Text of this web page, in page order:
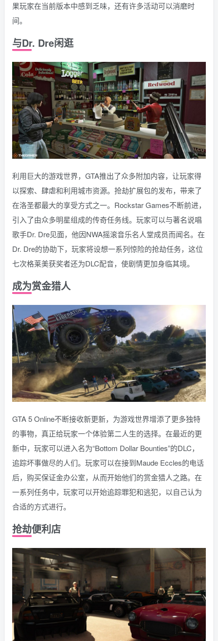
果玩家在当前版本中感到乏味，还有许多活动可以消磨时
间。
与Dr. Dre闲逛
利用巨大的游戏世界，GTA推出了众多附加内容，让玩家得
以探索、肆虐和利用城市资源。抢劫扩展包的发布，带来了
在洛圣都最大的享受方式之一。Rockstar Games不断前进，
引入了由众多明星组成的传奇任务线。玩家可以与著名说唱
歌手Dr. Dre见面，他因NWA摇滚音乐名人堂成员而闻名。在
Dr. Dre的协助下，玩家将设想一系列惊险的抢劫任务，这位
七次格莱美获奖者还为DLC配音，使剧情更加身临其境。
成为赏金猎人
GTA 5 Online不断接收新更新，为游戏世界增添了更多独特
的事物，真正给玩家一个体验第二人生的选择。在最近的更
新中，玩家可以进入名为“Bottom Dollar Bounties”的DLC，
追踪坏事做尽的人们。玩家可以在接到Maude Eccles的电话
后，购买保证金办公室，从而开始他们的赏金猎人之路。在
一系列任务中，玩家可以开始追踪罪犯和逃犯，以自己认为
合适的方式进行。
抢劫便利店